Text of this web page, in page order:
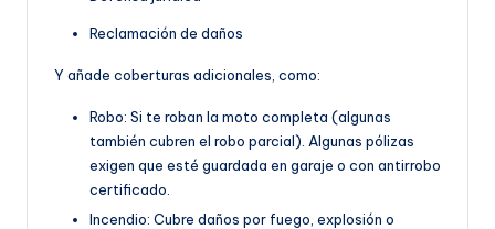
Reclamación de daños
Y añade coberturas adicionales, como:
Robo: Si te roban la moto completa (algunas
también cubren el robo parcial). Algunas pólizas
exigen que esté guardada en garaje o con antirrobo
certificado.
Incendio: Cubre daños por fuego, explosión o